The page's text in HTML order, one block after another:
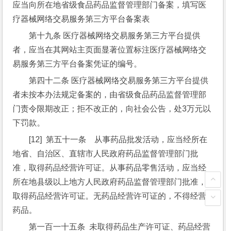
应当向所在地省级食品药品监督管理部门备案，填写医
疗器械网络交易服务第三方平台备案表
第十九条 医疗器械网络交易服务第三方平台提供
者，应当在其网站主页面显著位置标注医疗器械网络交
易服务第三方平台备案凭证的编号。
第四十二条 医疗器械网络交易服务第三方平台提供
者未按本办法规定备案的，由省级食品药品监督管理部
门责令限期改正；拒不改正的，向社会公告，处3万元以
下罚款。
[12]  第五十一条　从事药品批发活动，应当经所在
地省、自治区、直辖市人民政府药品监督管理部门批
准，取得药品经营许可证。从事药品零售活动，应当经
所在地县级以上地方人民政府药品监督管理部门批准，
取得药品经营许可证。无药品经营许可证的，不得经营
药品。
第一百一十五条  未取得药品生产许可证、药品经营